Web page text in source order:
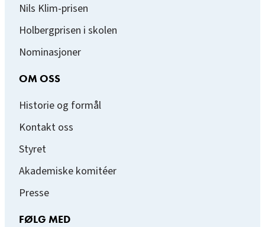
Nils Klim-prisen
Holbergprisen i skolen
Nominasjoner
OM OSS
Historie og formål
Kontakt oss
Styret
Akademiske komitéer
Presse
FØLG MED